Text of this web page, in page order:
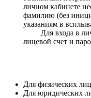
личном кабинете
фамилию (без
указаниям
Для входа в
АО
Для физических лиц
Для юридических